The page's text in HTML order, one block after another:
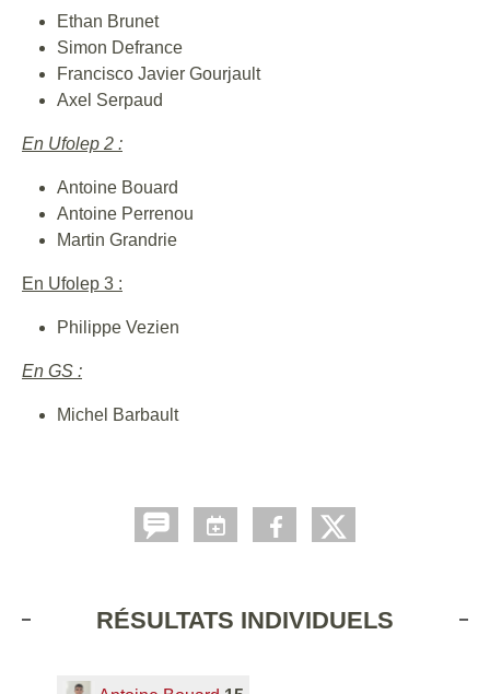
Ethan Brunet
Simon Defrance
Francisco Javier Gourjault
Axel Serpaud
En Ufolep 2 :
Antoine Bouard
Antoine Perrenou
Martin Grandrie
En Ufolep 3 :
Philippe Vezien
En GS :
Michel Barbault
RÉSULTATS INDIVIDUELS